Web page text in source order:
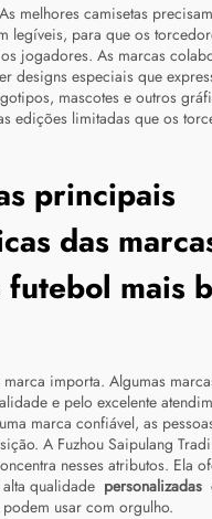
melhores camisetas
legíveis, para que os
jogadores. As marcas
designs especiais que
mascotes e outros
edições limitadas que os
principais
das
futebol mais
importa. Algumas
e pelo excelente
marca confiável, as
A Fuzhou Saipulang
nesses atributos. Ela
qualidade personalizadas
usar com orgulho.